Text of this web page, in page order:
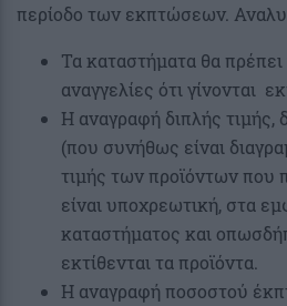
περίοδο των εκπτώσεων.
Τα καταστήματα θα
αναγγελίες ότι γίνονται
Η αναγραφή διπλής τιμής,
(που συνήθως είναι
τιμής των προϊόντων που
είναι υποχρεωτική, στα
καταστήματος και
εκτίθενται τα προϊόντα.
Η αναγραφή ποσοστού